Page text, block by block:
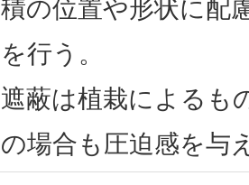
積の位置や形状に配
を行う。
遮蔽は植栽によるも
の場合も圧迫感を与